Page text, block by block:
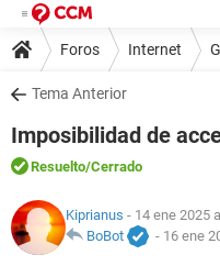
Foros Internet
Tema Anterior
Imposibilidad de
Resuelto/Cerrado
Kiprianus - 14 ene 2025
BoBot
- 16 ene